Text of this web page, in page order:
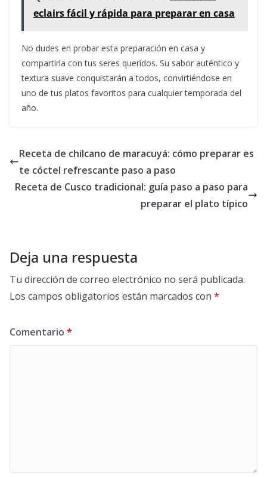
eclairs fácil y rápida para preparar en casa
No dudes en probar esta preparación en casa y
compartirla con tus seres queridos. Su sabor auténtico y
textura suave conquistarán a todos, convirtiéndose en
uno de tus platos favoritos para cualquier temporada del
año.
Receta de chilcano de maracuyá: cómo preparar es
te cóctel refrescante paso a paso
Receta de Cusco tradicional: guía paso a paso para
preparar el plato típico
Deja una respuesta
Tu dirección de correo electrónico no será publicada.
Los campos obligatorios están marcados con *
Comentario *